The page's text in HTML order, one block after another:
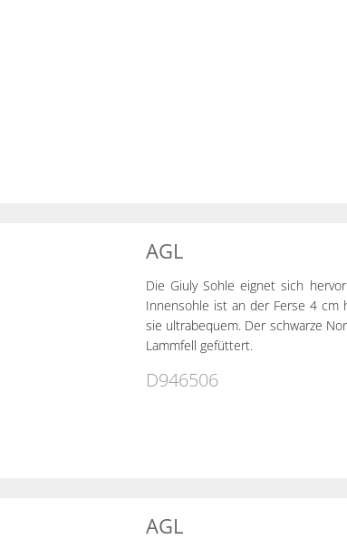
AGL
Die Giuly Sohle eignet sich
Innensohle ist an der Ferse 4 cm
sie ultrabequem. Der schwarze
Lammfell gefüttert.
D946506
AGL